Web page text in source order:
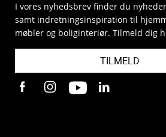
I vores nyhedsbrev finder du
samt indretningsinspiration til
møbler og boliginteriør. Tilmeld dig
TILMELD